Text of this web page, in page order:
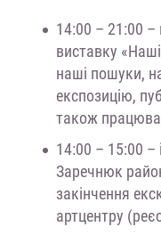
14:00 – 21:00 –
виставку
наші пошуки,
експозицію,
також
14:00 – 15:00 –
Заречнюк
закінчення
артцентру